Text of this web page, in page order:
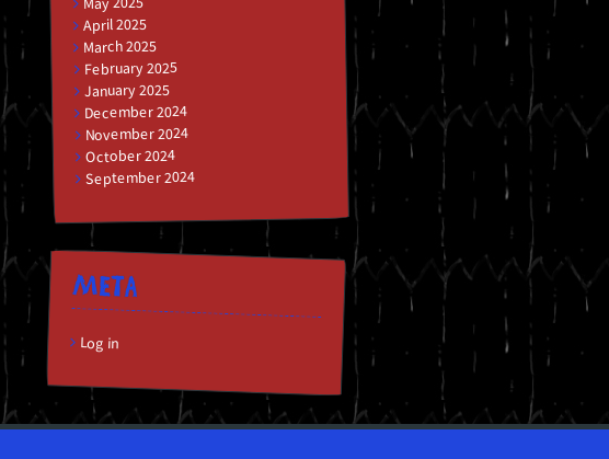
April 2025
March 2025
February 2025
January 2025
December 2024
November 2024
October 2024
September 2024
META
Log in